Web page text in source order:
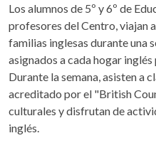
Los alumnos de 5º y 6º de
profesores del Centro, viajan
familias inglesas durante una
asignados a cada hogar
Durante la semana, asisten a
acreditado por el "British
culturales y disfrutan de
inglés.